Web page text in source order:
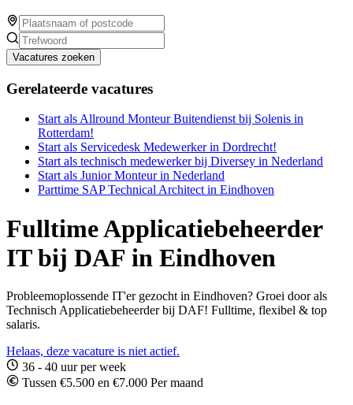
Vacatures zoeken
Gerelateerde vacatures
Start als Allround Monteur Buitendienst bij Solenis in
Rotterdam!
Start als Servicedesk Medewerker in Dordrecht!
Start als technisch medewerker bij Diversey in Nederland
Start als Junior Monteur in Nederland
Parttime SAP Technical Architect in Eindhoven
Fulltime Applicatiebeheerder
IT bij DAF in Eindhoven
Probleemoplossende IT'er gezocht in Eindhoven? Groei door als
Technisch Applicatiebeheerder bij DAF! Fulltime, flexibel & top
salaris.
Helaas, deze vacature is niet actief.
36 - 40 uur per week
Tussen €5.500 en €7.000 Per maand